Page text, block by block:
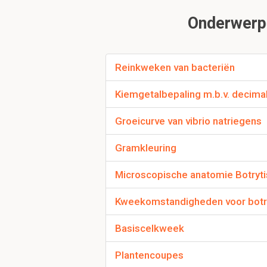
Wat betekend
Op de huid zitten
voornamelijk uit
hebben er geen last
Hoe worden de
(KVE
Reinkweken van bacteriën
Kiemgetalbepaling m.b.v.
Groeicurve van vibrio natriegens
Gramkleuring
Microscopische anatomie
Kweekomstandigheden voor
Basiscelkweek
Plantencoupes